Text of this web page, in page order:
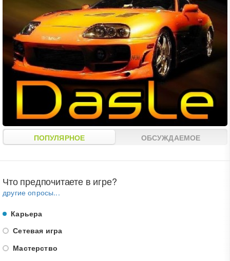
ПОПУЛЯРНОЕ ОБСУЖДАЕМОЕ
Что предпочитаете в игре?
другие опросы...
Карьера
Сетевая игра
Мастерство